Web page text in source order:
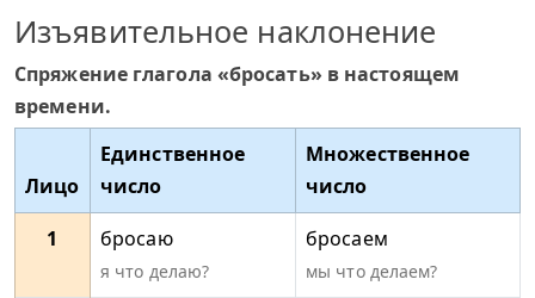
Изъявительное наклонение
Спряжение глагола «бросать» в настоящем
времени.
Лицо
Единственное
число
Множественное
число
1
бросаю
я что делаю?
бросаем
мы что делаем?